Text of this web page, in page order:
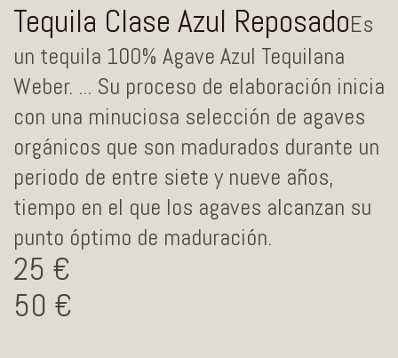
Tequila Clase Azul ReposadoEs
un tequila 100% Agave Azul Tequilana
Weber. ... Su proceso de elaboración inicia
con una minuciosa selección de agaves
orgánicos que son madurados durante un
periodo de entre siete y nueve años,
tiempo en el que los agaves alcanzan su
punto óptimo de maduración.
25
50